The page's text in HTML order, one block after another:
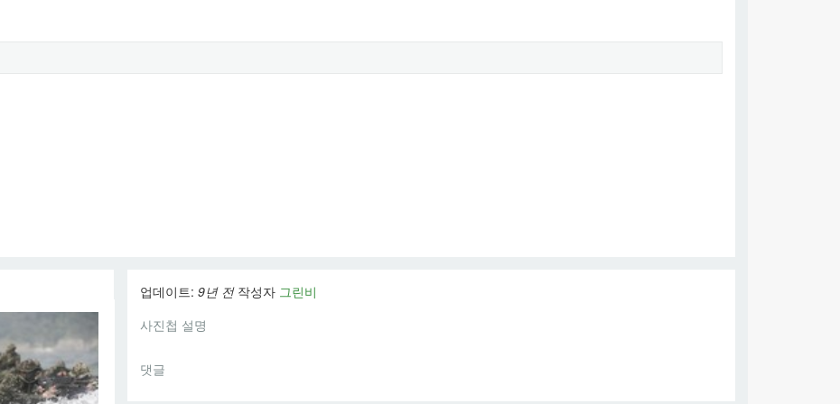
업데이트: 9년 전 작성자 그린비
사진첩 설명
댓글